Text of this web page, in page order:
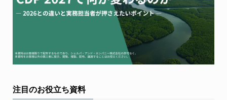
注目のお役立ち資料